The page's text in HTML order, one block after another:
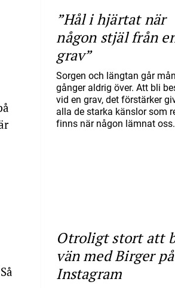
”Hål i hjärtat när
någon stjäl från
grav”
Sorgen och längtan går
gånger aldrig över. Att bli
vid en grav, det förstärker
alla de starka känslor som
finns när någon lämnat oss.
Otroligt stort att
vän med Birger på
Instagram